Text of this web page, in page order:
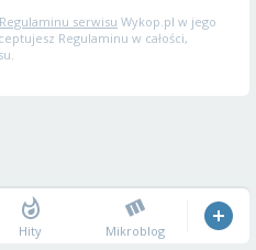
Regulaminu serwisu Wykop.pl w jego
Regulaminu w całości,
Hity Mikroblog